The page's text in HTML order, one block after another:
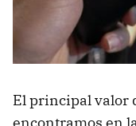
El principal valor